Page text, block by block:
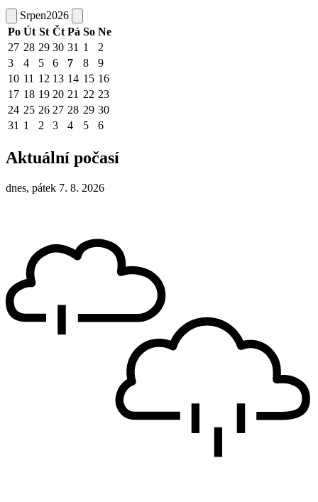
Srpen2026
Po Út St Čt Pá So Ne
27 28 29 30 31 1
2
3
4 5 6 7 8
9
10 11 12 13 14 15 16
17 18 19 20 21 22 23
24 25 26 27 28 29 30
31 1 2 3 4 5 6
Aktuální počasí
dnes, pátek 7. 8. 2026